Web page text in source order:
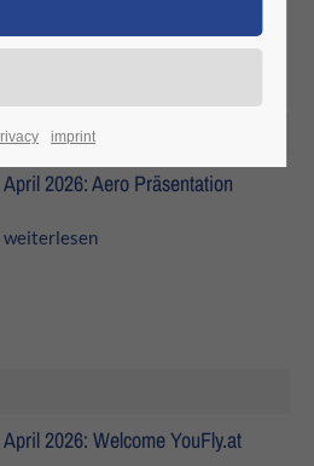
April 2026: Aero Präsentation
weiterlesen
April 2026: Welcome YouFly.at
imprint